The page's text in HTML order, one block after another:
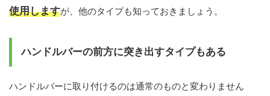
使用しますが、他のタイプも知っておきましょう。
ハンドルバーの前方に突き出すタイプもある
ハンドルバーに取り付けるのは通常のものと変わりません